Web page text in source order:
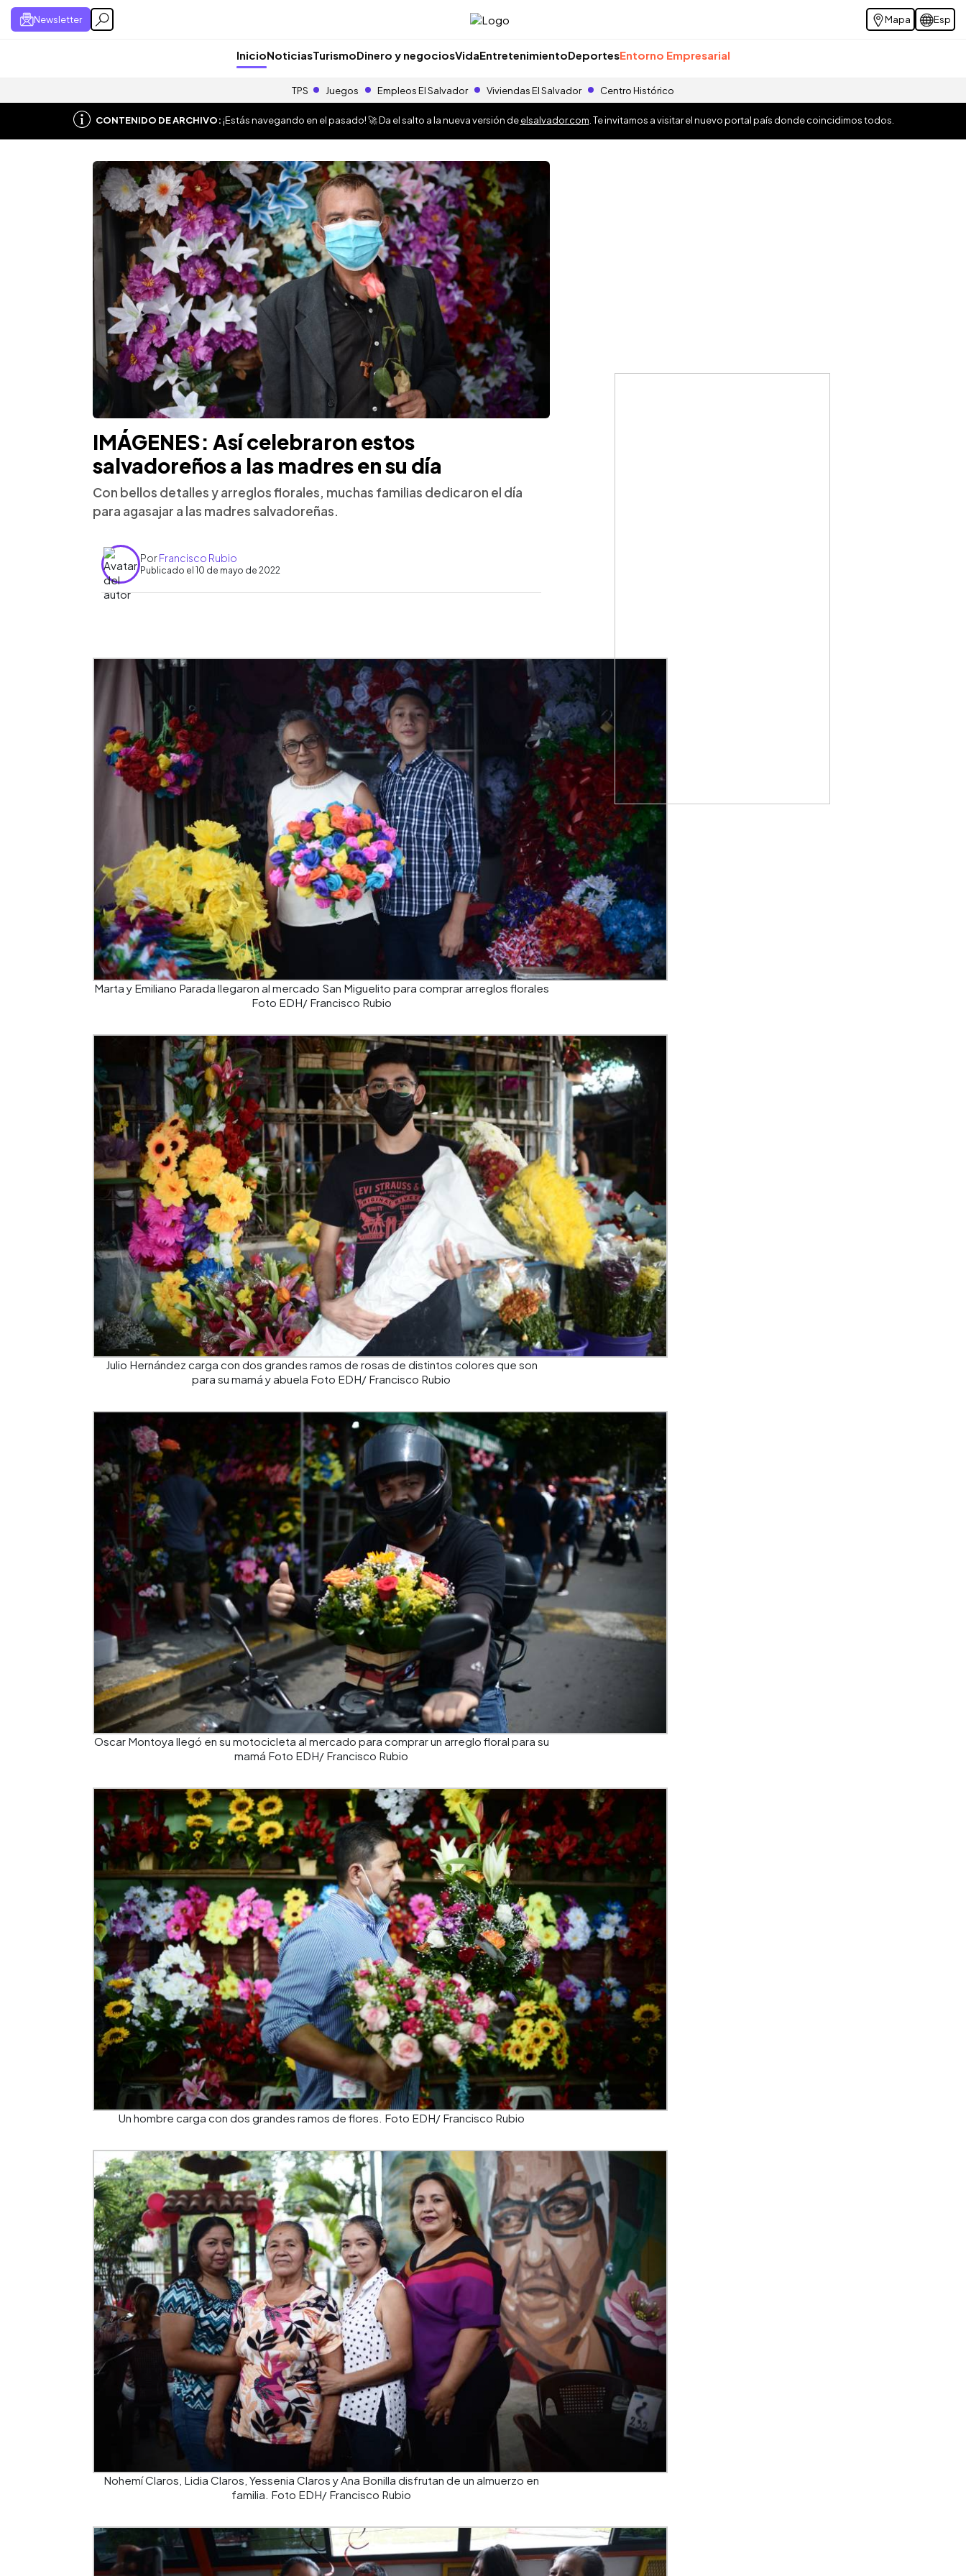
Newsletter Mapa Esp
InicioNoticiasTurismoDinero y negociosVidaEntretenimientoDeportesEntorno Empresarial
TPS Juegos Empleos El Salvador Viviendas El Salvador Centro Histórico
CONTENIDO DE ARCHIVO:¡Estás navegando en el pasado! 🚀 Da el salto a la nueva versión deelsalvador.com . Te invitamos a visitar el nuevo portal país donde coincidimos todos.
IMÁGENES: Así celebraron estos
salvadoreños a las madres en su día
Con bellos detalles y arreglos florales, muchas familias dedicaron el día
para agasajar a las madres salvadoreñas.
PorFrancisco Rubio
Publicado el 10 de mayo de 2022
Escuchar artículo
Marta y Emiliano Parada llegaron al mercado San Miguelito para comprar arreglos florales
Foto EDH/ Francisco Rubio
Julio Hernández carga con dos grandes ramos de rosas de distintos colores que son
para su mamá y abuela Foto EDH/ Francisco Rubio
Oscar Montoya llegó en su motocicleta al mercado para comprar un arreglo floral para su
mamá Foto EDH/ Francisco Rubio
Un hombre carga con dos grandes ramos de flores. Foto EDH/ Francisco Rubio
Nohemí Claros, Lidia Claros, Yessenia Claros y Ana Bonilla disfrutan de un almuerzo en
familia. Foto EDH/ Francisco Rubio